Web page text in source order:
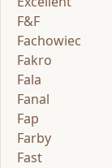
F&F
Fachowiec
Fakro
Fala
Fanal
Fap
Farby
Fast